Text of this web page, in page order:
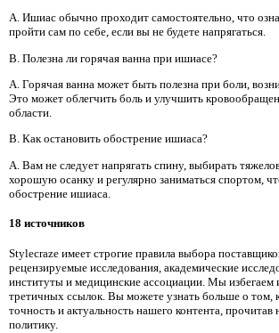
A. Ишиас обычно проходит самостоятельно, что
пройти сам по себе, если вы не будете напрягаться.
В. Полезна ли горячая ванна при ишиасе?
A. Горячая ванна может быть полезна при боли,
Это может облегчить боль и улучшить
области.
В. Как остановить обострение ишиаса?
A. Вам не следует напрягать спину, выбирать
хорошую осанку и регулярно заниматься спортом,
обострение ишиаса.
18 источников
Stylecraze имеет строгие правила выбора
рецензируемые исследования, академические
институты и медицинские ассоциации. Мы избегаем
третичных ссылок. Вы можете узнать больше о том,
точность и актуальность нашего контента,
политику.